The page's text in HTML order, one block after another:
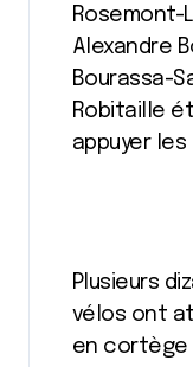
Rosemont-
Alexandre
Bourassa-
Robitaille
appuyer
Plusieurs
vélos ont
en cortège